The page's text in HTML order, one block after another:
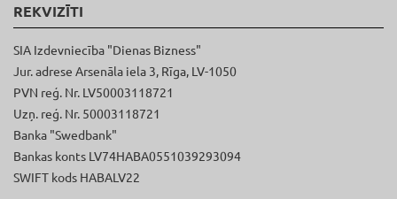
REKVIZĪTI
SIA Izdevniecība "Dienas Bizness"
Jur. adrese Arsenāla iela 3, Rīga, LV-1050
PVN reģ. Nr. LV50003118721
Uzņ. reģ. Nr. 50003118721
Banka "Swedbank"
Bankas konts LV74HABA0551039293094
SWIFT kods HABALV22